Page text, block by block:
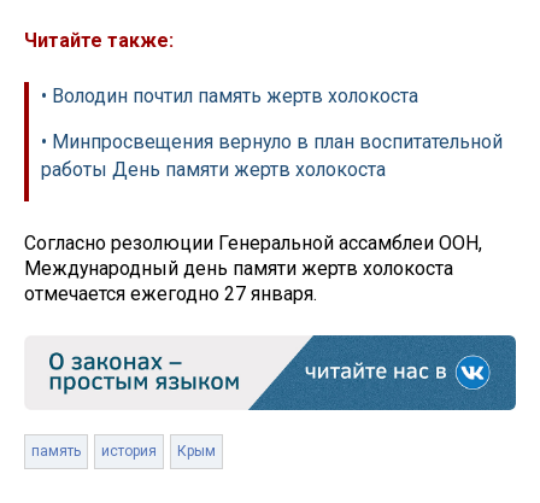
Читайте также:
• Володин почтил память жертв холокоста
• Минпросвещения вернуло в план воспитательной
работы День памяти жертв холокоста
Согласно резолюции Генеральной ассамблеи ООН,
Международный день памяти жертв холокоста
отмечается ежегодно 27 января.
память история Крым